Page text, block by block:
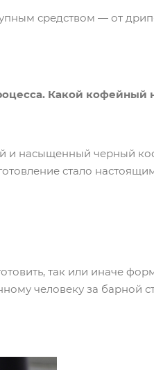
средством — от
Какой кофейный
и насыщенный черный
стало
так или иначе
человеку за барной